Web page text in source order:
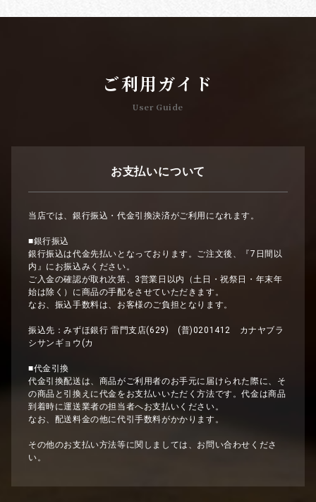
ご利用ガイド
User Guide
お支払いについて
当店では、銀行振込・代金引換決済がご利用になれます。
■銀行振込
銀行振込は代金先払いとなっております。ご注文後、『7日間以
内』にお振込みください。
ご入金の確認が取れ次第、3営業日以内（土日・祝祭日・年末年
始は除く）に商品の手配をさせていただきます。
なお、振込手数料は、お客様のご負担となります。
振込先：みずほ銀行 雷門支店(629) (普)0201412 カナヤブラ
シサンギョウ(カ
■代金引換
代金引換配送は、商品がご利用者のお手元に届けられた際に、そ
の商品と引換えに代金をお支払いいただく方法です。代金は商品
到着時に運送業者の担当者へお支払いください。
なお、配送料金の他に代引手数料がかかります。
その他のお支払い方法等に関しましては、お問い合わせくださ
い。